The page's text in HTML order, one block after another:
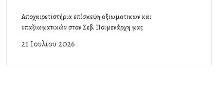
Αποχαιρετιστήρια επίσκεψη αξιωματικών και
υπαξιωματικών στον Σεβ. Ποιμενάρχη μας
21 Ιουλίου 2026